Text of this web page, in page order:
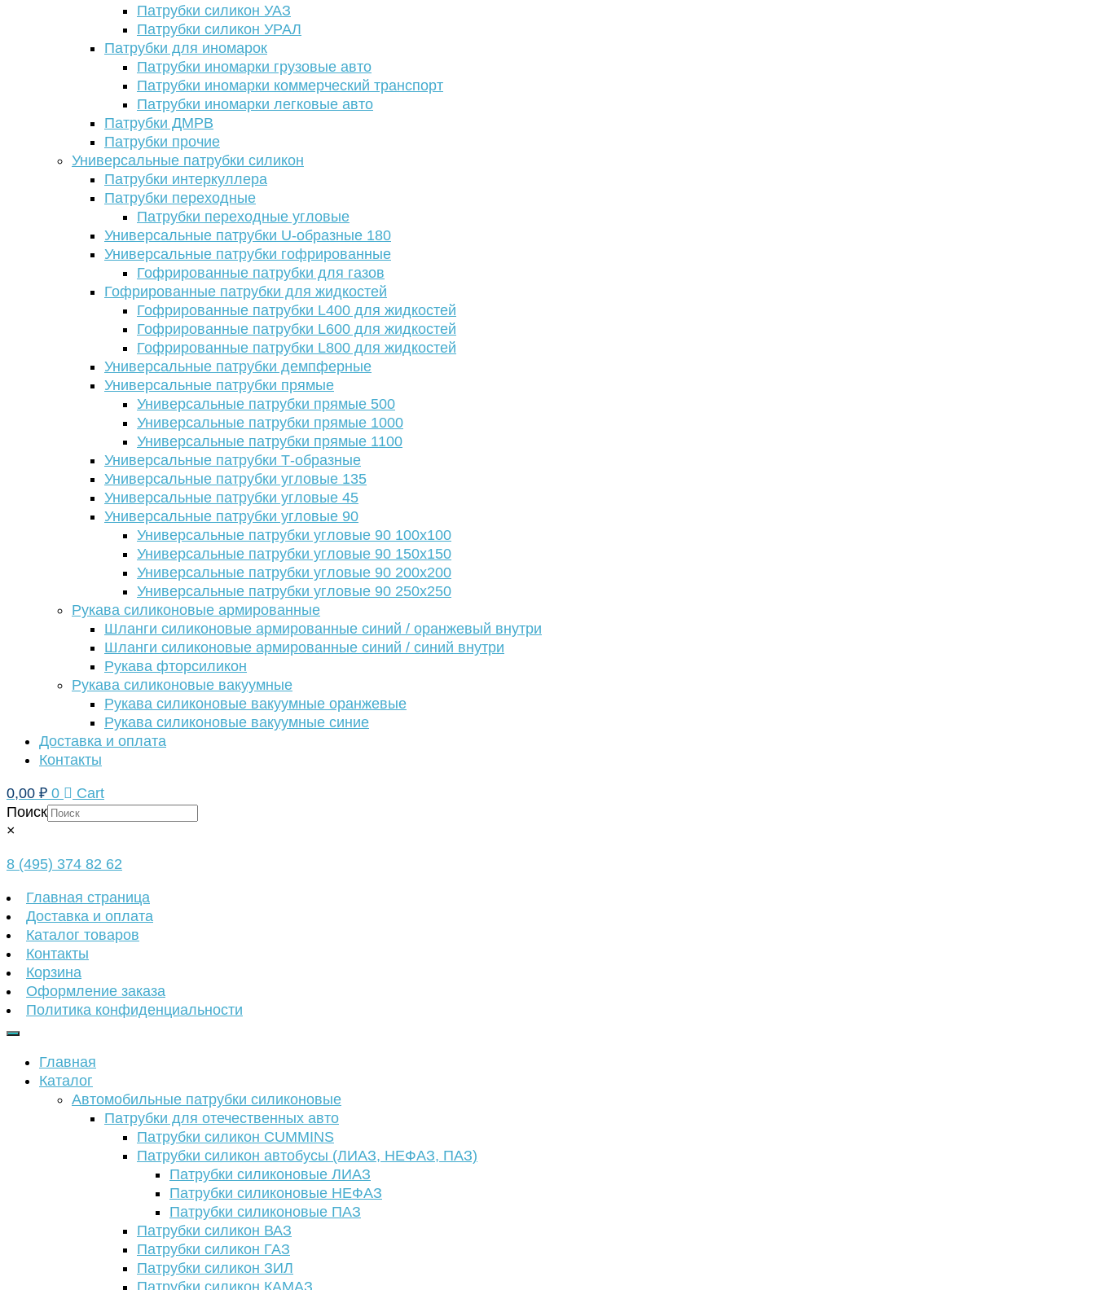
Патрубки силикон УАЗ
Патрубки силикон УРАЛ
Патрубки для иномарок
Патрубки иномарки грузовые авто
Патрубки иномарки коммерческий транспорт
Патрубки иномарки легковые авто
Патрубки ДМРВ
Патрубки прочие
Универсальные патрубки силикон
Патрубки интеркуллера
Патрубки переходные
Патрубки переходные угловые
Универсальные патрубки U-образные 180
Универсальные патрубки гофрированные
Гофрированные патрубки для газов
Гофрированные патрубки для жидкостей
Гофрированные патрубки L400 для жидкостей
Гофрированные патрубки L600 для жидкостей
Гофрированные патрубки L800 для жидкостей
Универсальные патрубки демпферные
Универсальные патрубки прямые
Универсальные патрубки прямые 500
Универсальные патрубки прямые 1000
Универсальные патрубки прямые 1100
Универсальные патрубки Т-образные
Универсальные патрубки угловые 135
Универсальные патрубки угловые 45
Универсальные патрубки угловые 90
Универсальные патрубки угловые 90 100х100
Универсальные патрубки угловые 90 150х150
Универсальные патрубки угловые 90 200х200
Универсальные патрубки угловые 90 250х250
Рукава силиконовые армированные
Шланги силиконовые армированные синий / оранжевый внутри
Шланги силиконовые армированные синий / синий внутри
Рукава фторсиликон
Рукава силиконовые вакуумные
Рукава силиконовые вакуумные оранжевые
Рукава силиконовые вакуумные синие
Доставка и оплата
Контакты
0,00 ₽ 0
Cart
Поиск
×
8 (495) 374 82 62
Главная страница
Доставка и оплата
Каталог товаров
Контакты
Корзина
Оформление заказа
Политика конфиденциальности
Главная
Каталог
Автомобильные патрубки силиконовые
Патрубки для отечественных авто
Патрубки силикон CUMMINS
Патрубки силикон автобусы (ЛИАЗ, НЕФАЗ, ПАЗ)
Патрубки силиконовые ЛИАЗ
Патрубки силиконовые НЕФАЗ
Патрубки силиконовые ПАЗ
Патрубки силикон ВАЗ
Патрубки силикон ГАЗ
Патрубки силикон ЗИЛ
Патрубки силикон КАМАЗ